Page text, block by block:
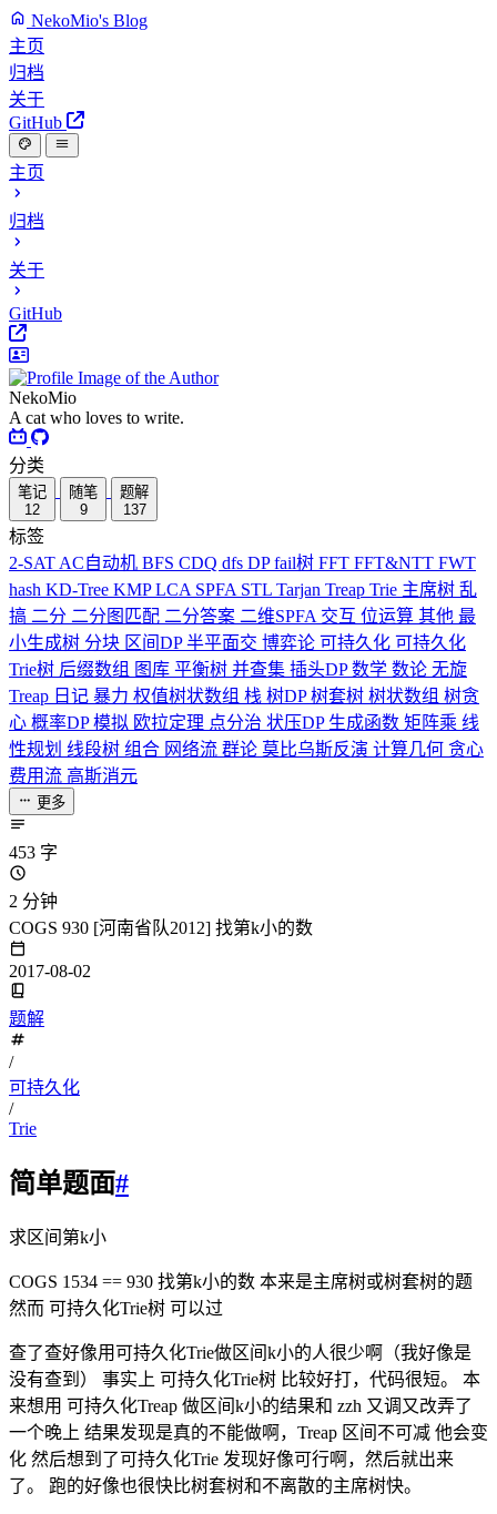
NekoMio's Blog
主页
归档
关于
GitHub
主页
归档
关于
GitHub
NekoMio
A cat who loves to write.
分类
笔记
12
随笔
9
题解
137
标签
2-SAT AC自动机 BFS CDQ dfs DPfail树 FFT FFT&NTT FWT
hash KD-Tree KMPLCA SPFA STL Tarjan Treap Trie 主席树 乱
搞 二分 二分图匹配 二分答案 二维SPFA 交互 位运算 其他 最
小生成树 分块 区间DP半平面交 博弈论 可持久化 可持久化
Trie树 后缀数组 图库 平衡树 并查集 插头DP数学 数论 无旋
Treap 日记 暴力 权值树状数组 栈 树DP树套树 树状数组 树贪
心 概率DP模拟 欧拉定理 点分治 状压DP 生成函数 矩阵乘 线
性规划 线段树 组合 网络流 群论 莫比乌斯反演 计算几何 贪心
费用流 高斯消元
更多
453 字
2 分钟
COGS 930 [河南省队2012] 找第k小的数
2017-08-02
题解
/
可持久化
/
Trie
简单题面#
求区间第k小
COGS 1534 == 930 找第k小的数 本来是主席树或树套树的题
然而 可持久化Trie树 可以过
查了查好像用可持久化Trie做区间k小的人很少啊（我好像是
没有查到） 事实上 可持久化Trie树 比较好打，代码很短。 本
来想用 可持久化Treap 做区间k小的结果和 zzh 又调又改弄了
一个晚上 结果发现是真的不能做啊，Treap 区间不可减 他会变
化 然后想到了可持久化Trie 发现好像可行啊，然后就出来
了。 跑的好像也很快比树套树和不离散的主席树快。